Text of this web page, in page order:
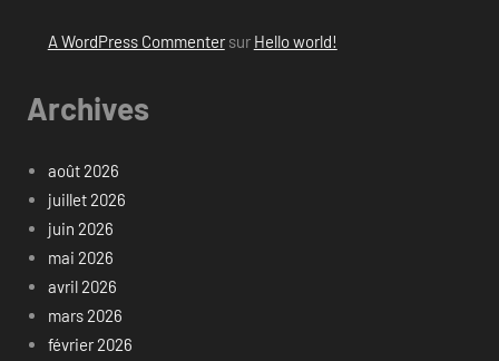
A WordPress Commentersur Hello world!
Archives
août 2026
juillet 2026
juin 2026
mai 2026
avril 2026
mars 2026
février 2026